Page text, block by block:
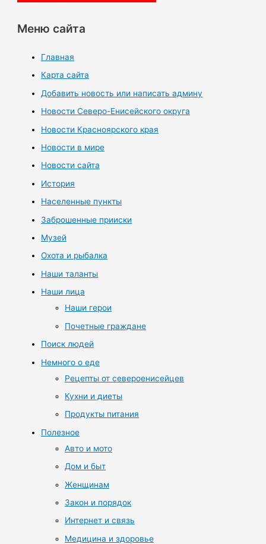
Меню сайта
Главная
Карта сайта
Добавить новость или написать админу
Новости Северо-Енисейского округа
Новости Красноярского края
Новости в мире
Новости сайта
История
Населенные пункты
Заброшенные прииски
Музей
Охота и рыбалка
Наши таланты
Наши лица
Наши герои
Почетные граждане
Поиск людей
Немного о еде
Рецепты от североенисейцев
Кухни и диеты
Продукты питания
Полезное
Авто и мото
Дом и быт
Женщинам
Закон и порядок
Интернет и связь
Медицина и здоровье